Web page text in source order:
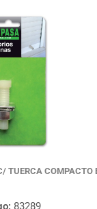
TUERCA COMPACTO
83289